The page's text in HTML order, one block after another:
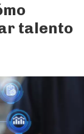
talento